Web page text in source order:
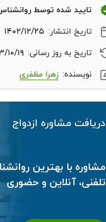
تایید شده توسط
تاریخ انتشار: ۱۴۰۲/۱۲/۲۵
تاریخ به روز رسانی: ۱۴۰۳/
نویسنده: زهرا مظفری
دریافت مشاوره ازدواج
مشاوره با بهترین
تلفنی، آنلاین و حضوری